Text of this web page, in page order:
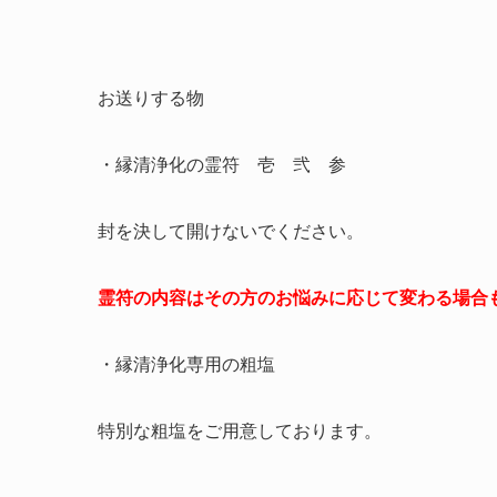
お送りする物
・縁清浄化の霊符 壱 弐 参
封を決して開けないでください。
霊符の内容はその方のお悩みに応じて変わる場合
・縁清浄化専用の粗塩
特別な粗塩をご用意しております。